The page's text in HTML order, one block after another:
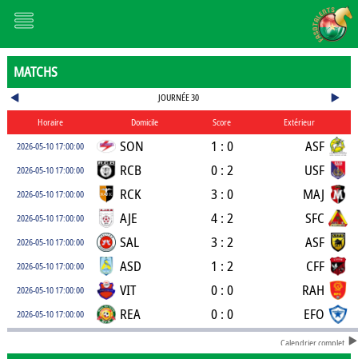
MATCHS
JOURNÉE 30
Horaire Domicile Score
Extérieur
2026-05-10 17:00:00
SON 1 : 0 ASF
2026-05-10 17:00:00 RCB 0 : 2 USF
2026-05-10 17:00:00 RCK 3 : 0 MAJ
2026-05-10 17:00:00 AJE 4 : 2 SFC
2026-05-10 17:00:00 SAL 3 : 2 ASF
2026-05-10 17:00:00 ASD 1 : 2 CFF
2026-05-10 17:00:00 VIT 0 : 0 RAH
2026-05-10 17:00:00 REA 0 : 0 EFO
Calendrier complet